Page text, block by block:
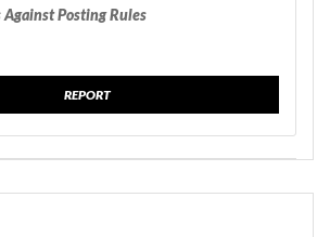
Against Posting Rules
REPORT